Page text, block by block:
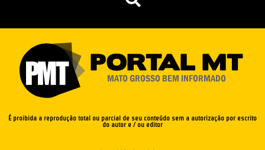
É proibida a reprodução total ou parcial de seu conteúdo sem a autorização por escrito
do autor e / ou editor